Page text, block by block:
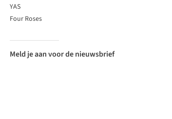
YAS
Four Roses
Meld je aan voor de nieuwsbrief